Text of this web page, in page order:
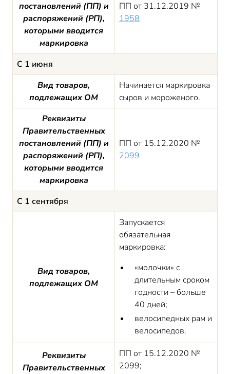
постановлений (ПП) и
распоряжений (РП),
которыми вводится
маркировка
ПП от 31.12.2019 №
1958
С 1 июня
Вид товаров,
подлежащих ОМ
Начинается маркировка
сыров и мороженого.
Реквизиты
Правительственных
постановлений (ПП) и
распоряжений (РП),
которыми вводится
маркировка
ПП от 15.12.2020 №
2099
С 1 сентября
Вид товаров,
подлежащих ОМ
Запускается
обязательная
маркировка:
«молочки» с
длительным сроком
годности – больше
40 дней;
велосипедных рам и
велосипедов.
Реквизиты
Правительственных
ПП от 15.12.2020 №
2099;